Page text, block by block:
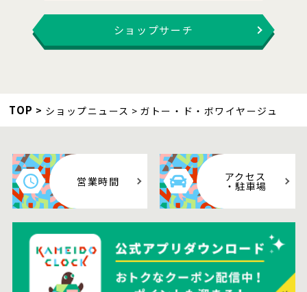
ショップサーチ
TOP ショップニュース ガトー・ド・ボワイヤージュ
営業時間 アクセス
・駐車場